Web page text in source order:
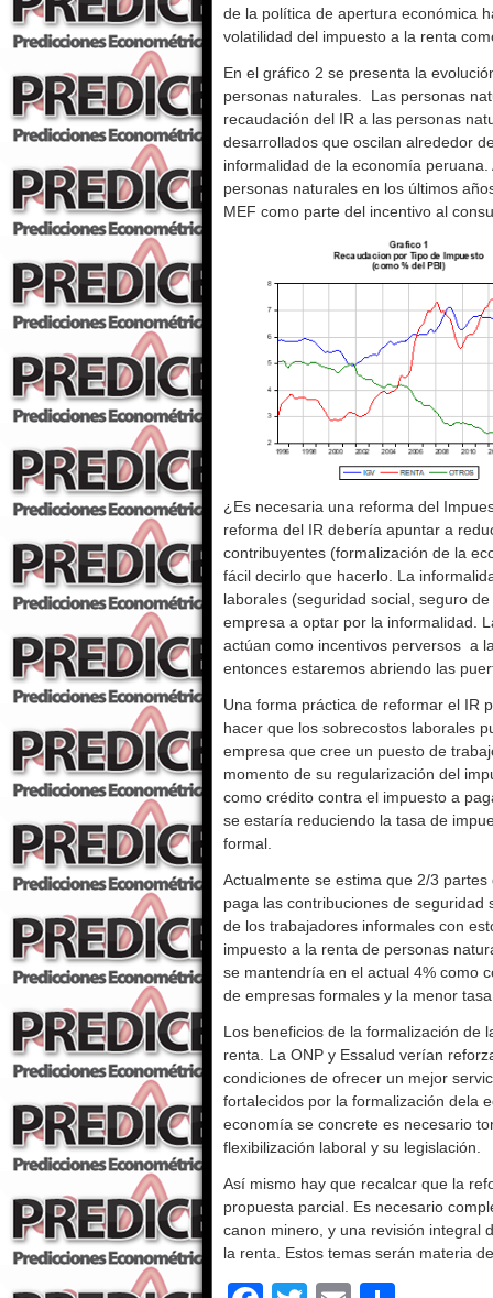
de la política de apertura económica
volatilidad del impuesto a la renta
En el gráfico 2 se presenta la
personas naturales. Las personas
recaudación del IR a las personas
desarrollados que oscilan alrededor
informalidad de la economía
personas naturales en los últimos
MEF como parte del incentivo al
¿Es necesaria una reforma del
reforma del IR debería apuntar a
contribuyentes (formalización de la
fácil decirlo que hacerlo. La
laborales (seguridad social, seguro
empresa a optar por la informalidad.
actúan como incentivos perversos a
entonces estaremos abriendo las
Una forma práctica de reformar el IR
hacer que los sobrecostos laborales
empresa que cree un puesto de
momento de su regularización del
como crédito contra el impuesto a
se estaría reduciendo la tasa de
formal.
Actualmente se estima que 2/3
paga las contribuciones de
de los trabajadores informales con
impuesto a la renta de personas
se mantendría en el actual 4% como
de empresas formales y la menor
Los beneficios de la formalización de
renta. La ONP y Essalud verían
condiciones de ofrecer un mejor
fortalecidos por la formalización dela
economía se concrete es necesario
flexibilización laboral y su legislación.
Así mismo hay que recalcar que la
propuesta parcial. Es necesario
canon minero, y una revisión integral
la renta. Estos temas serán materia